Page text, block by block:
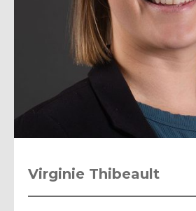
Virginie Thibeault